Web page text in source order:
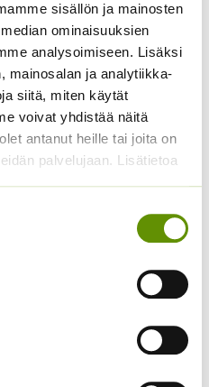
sisällön ja mainosten
ominaisuuksien
analysoimiseen. Lisäksi
mainosalan ja analytiikka-
siitä, miten käytät
voivat yhdistää näitä
antanut heille tai joita on
palvelujaan. Lisätietoa
Yrttiselleri, eri
pakkauskokoja
saatavilla
2,50€ – 25,00€Hintaluokka:
2,50 €
-
25,00 €
Sisältää
arvonlisäveron
Juuripersilja Puolipitkä